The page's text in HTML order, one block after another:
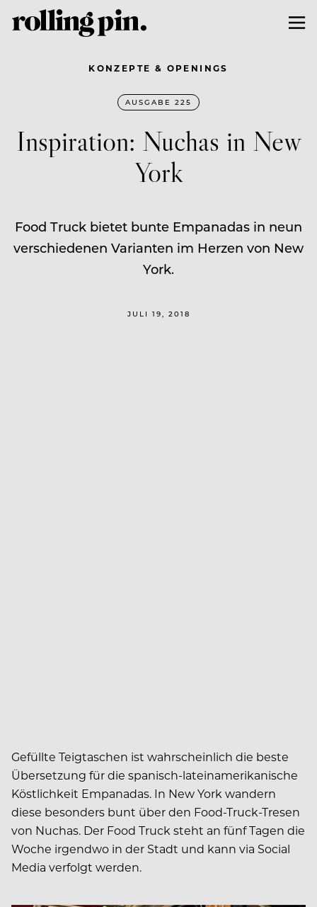
KONZEPTE & OPENINGS
AUSGABE 225
Inspiration: Nuchas in New
York
Food Truck bietet bunte Empanadas in neun
verschiedenen Varianten im Herzen von New
York.
JULI 19, 2018
Gefüllte Teigtaschen ist wahrscheinlich die beste
Übersetzung für die spanisch-lateinamerikanische
Köstlichkeit Empanadas. In New York wandern
diese besonders bunt über den Food-Truck-Tresen
von Nuchas. Der Food Truck steht an fünf Tagen die
Woche irgendwo in der Stadt und kann via Social
Media verfolgt werden.